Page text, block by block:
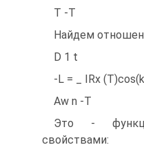
T -T
Найдем
D 1 t
-L = _ IRx
Aw n -T
Это -
свойствами: